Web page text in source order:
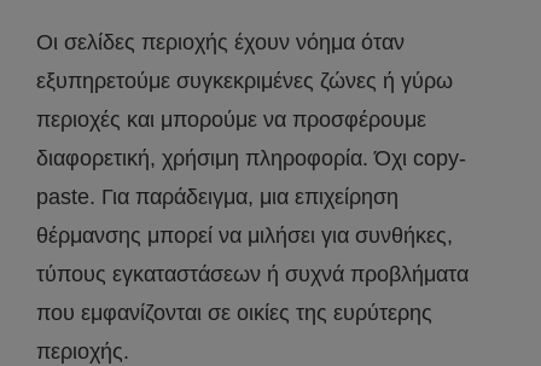
Οι σελίδες περιοχής έχουν νόημα όταν
εξυπηρετούμε συγκεκριμένες ζώνες ή γύρω
περιοχές και μπορούμε να προσφέρουμε
διαφορετική, χρήσιμη πληροφορία. Όχι copy-
paste. Για παράδειγμα, μια επιχείρηση
θέρμανσης μπορεί να μιλήσει για συνθήκες,
τύπους εγκαταστάσεων ή συχνά προβλήματα
που εμφανίζονται σε οικίες της ευρύτερης
περιοχής.